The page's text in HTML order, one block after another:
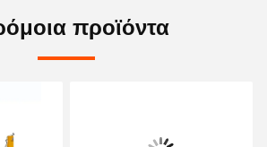
προϊόντα